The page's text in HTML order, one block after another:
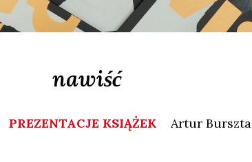
nawiść
PREZENTACJE KSIĄŻEK Artur Burszta